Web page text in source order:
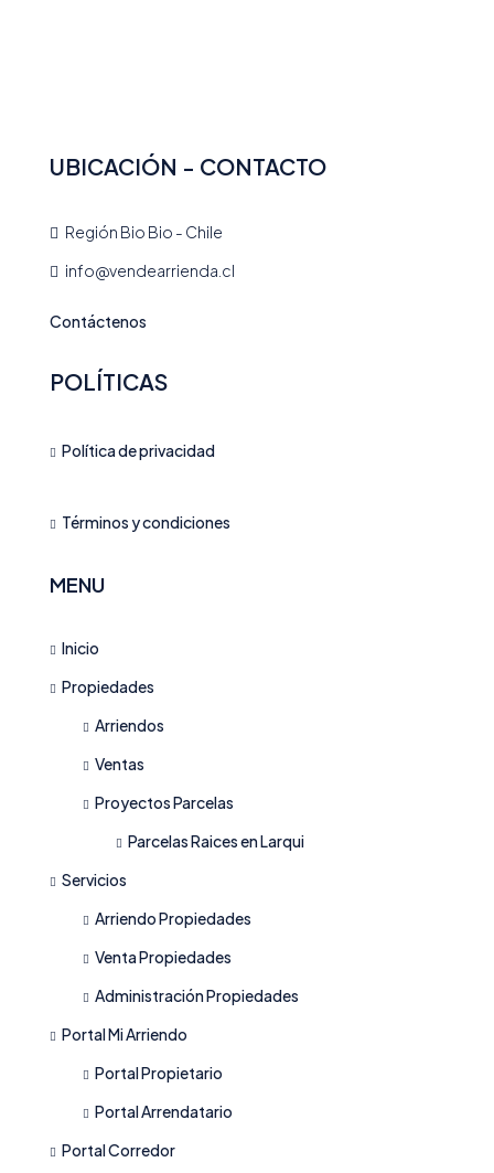
UBICACIÓN - CONTACTO
Región Bio Bio - Chile
info@vendearrienda.cl
Contáctenos
POLÍTICAS
Política de privacidad
Términos y condiciones
MENU
Inicio
Propiedades
Arriendos
Ventas
Proyectos Parcelas
Parcelas Raices en Larqui
Servicios
Arriendo Propiedades
Venta Propiedades
Administración Propiedades
Portal Mi Arriendo
Portal Propietario
Portal Arrendatario
Portal Corredor